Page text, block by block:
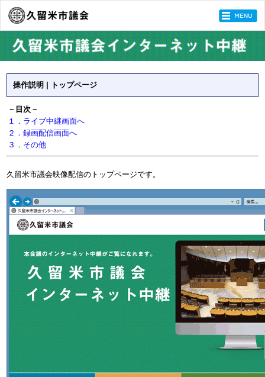
操作説明 | トップページ
－目次－
１．ライブ中継画面へ
２．録画配信画面へ
３．その他
久留米市議会映像配信のトップページです。